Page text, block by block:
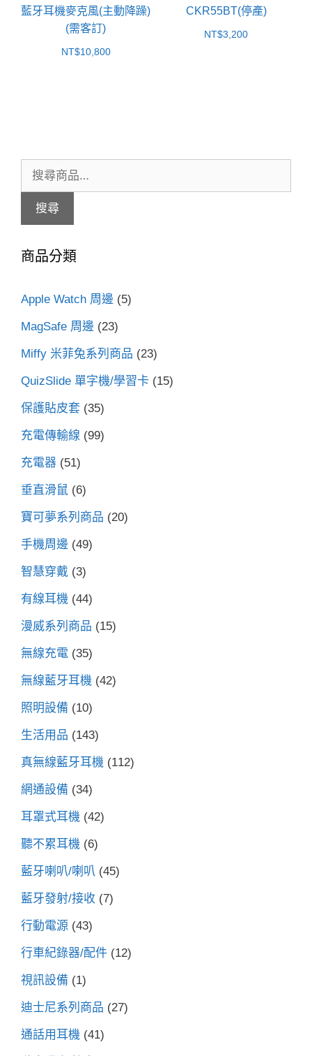
藍牙耳機麥克風(主動降躁)
(需客訂)
NT$10,800
CKR55BT(停產)
NT$3,200
尋
字:
搜尋
商品分類
Apple Watch 周邊 (5)
MagSafe 周邊 (23)
Miffy 米菲兔系列商品 (23)
QuizSlide 單字機/學習卡 (15)
保護貼皮套 (35)
充電傳輸線 (99)
充電器 (51)
垂直滑鼠 (6)
寶可夢系列商品 (20)
手機周邊 (49)
智慧穿戴 (3)
有線耳機 (44)
漫威系列商品 (15)
無線充電 (35)
無線藍牙耳機 (42)
照明設備 (10)
生活用品 (143)
真無線藍牙耳機 (112)
網通設備 (34)
耳罩式耳機 (42)
聽不累耳機 (6)
藍牙喇叭/喇叭 (45)
藍牙發射/接收 (7)
行動電源 (43)
行車紀錄器/配件 (12)
視訊設備 (1)
迪士尼系列商品 (27)
通話用耳機 (41)